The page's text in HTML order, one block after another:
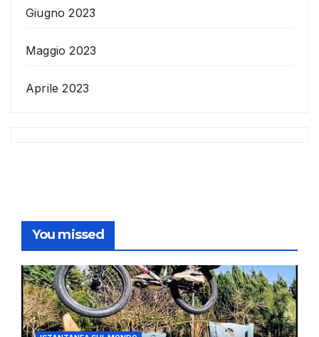
Giugno 2023
Maggio 2023
Aprile 2023
You missed